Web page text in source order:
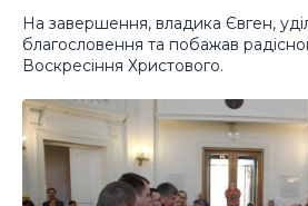
На завершення, владика Євген,
благословення та побажав
Воскресіння Христового.